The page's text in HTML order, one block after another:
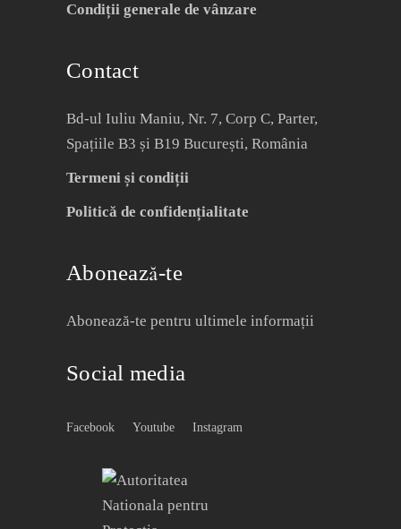
Condiții generale de vânzare
Contact
Bd-ul Iuliu Maniu, Nr. 7, Corp C, Parter,
Spațiile B3 și B19 București, România
Termeni și condiții
Politică de confidențialitate
Abonează-te
Abonează-te pentru ultimele informații
Social media
Facebook Youtube Instagram